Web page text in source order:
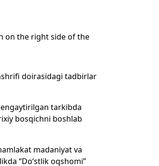
on the right side of the
doirasidagi tadbirlar
tarkibda
bosqichni boshlab
madaniyat va
“Do‘stlik oqshomi”